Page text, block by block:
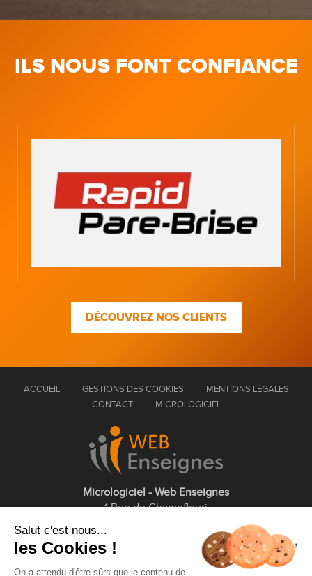
ILS NOUS FONT CONFIANCE
DÉCOUVREZ NOS CLIENTS
ACCUEIL GESTIONS DES COOKIES
MENTIONS LÉGALES
CONTACT
MICROLOGICIEL
Micrologiciel - Web Enseignes
1 Rue de Champfleuri
01 75 43 63 60
Salut c'est nous...
les Cookies !
On a attendu d'être sûrs que le contenu de